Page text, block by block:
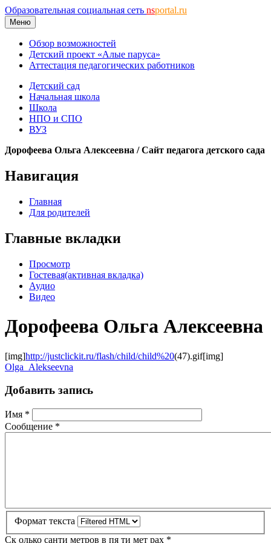
Образовательная социальная сеть nsportal.ru
Меню
Обзор возможностей
Детский проект «Алые паруса»
Аттестация педагогических работников
Детский сад
Начальная школа
Школа
НПО и СПО
ВУЗ
Дорофеева Ольга Алексеевна / Сайт педагога детского сада
Навигация
Главная
Для родителей
Главные вкладки
Просмотр
Гостевая(активная вкладка)
Аудио
Видео
Дорофеева Ольга Алексеевна
[img]http://justclickit.ru/flash/child/child%20(47).gif[img]
Olga_Alekseevna
Добавить запись
Имя *
Сообщение *
Формат текста
Ск олько санти метров в пя ти мет рах *